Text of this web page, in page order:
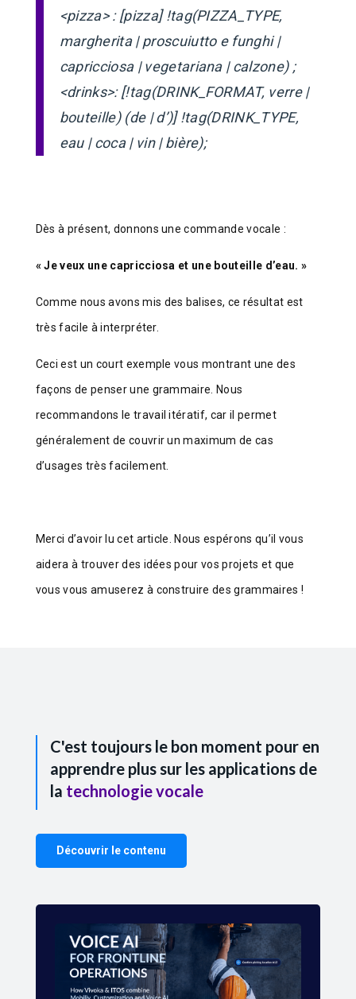
<pizza> : [pizza] !tag(PIZZA_TYPE,
margherita | proscuiutto e funghi |
capricciosa | vegetariana | calzone) ;
<drinks>: [!tag(DRINK_FORMAT, verre |
bouteille) (de | d’)] !tag(DRINK_TYPE,
eau | coca | vin | bière);
Dès à présent, donnons une commande vocale :
« Je veux une capricciosa et une bouteille d’eau. »
Comme nous avons mis des balises, ce résultat est
très facile à interpréter.
Ceci est un court exemple vous montrant une des
façons de penser une grammaire. Nous
recommandons le travail itératif, car il permet
généralement de couvrir un maximum de cas
d’usages très facilement.
Merci d’avoir lu cet article. Nous espérons qu’il vous
aidera à trouver des idées pour vos projets et que
vous vous amuserez à construire des grammaires !
C'est toujours le bon moment pour en
apprendre plus sur les applications de
la technologie vocale
Découvrir le contenu